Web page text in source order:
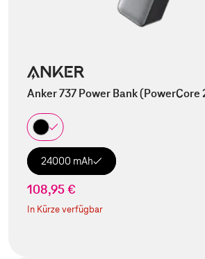
Anker 737 Power Bank (PowerCore
24000 mAh
108,95 €
In Kürze verfügbar